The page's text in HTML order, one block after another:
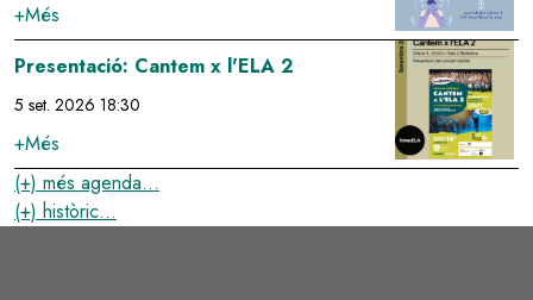
+Més
Presentació: Cantem x l'ELA 2
5 set. 2026 18:30
+Més
Image
(+) més agenda...
(+) històric...